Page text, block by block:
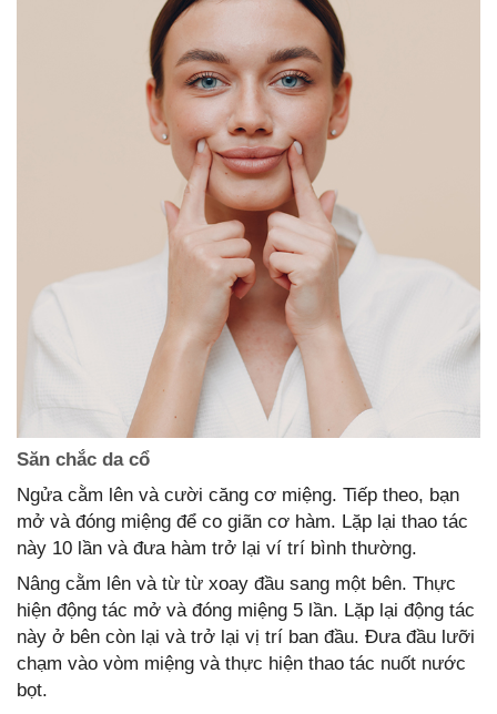
Săn chắc da cổ
Ngửa cằm lên và cười căng cơ miệng. Tiếp theo, bạn
mở và đóng miệng để co giãn cơ hàm. Lặp lại thao tác
này 10 lần và đưa hàm trở lại ví trí bình thường.
Nâng cằm lên và từ từ xoay đầu sang một bên. Thực
hiện động tác mở và đóng miệng 5 lần. Lặp lại động tác
này ở bên còn lại và trở lại vị trí ban đầu. Đưa đầu lưỡi
chạm vào vòm miệng và thực hiện thao tác nuốt nước
bọt.